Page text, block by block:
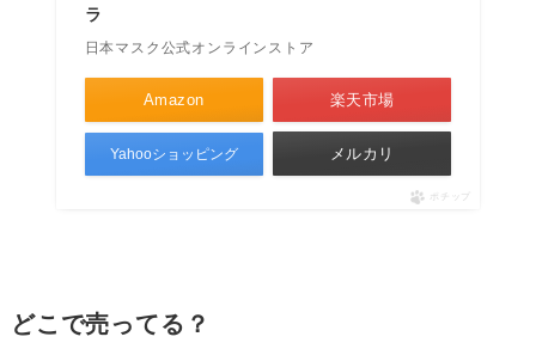
ラ
日本マスク公式オンラインストア
Amazon 楽天市場
Yahooショッピング メルカリ
ポチップ
どこで売ってる？